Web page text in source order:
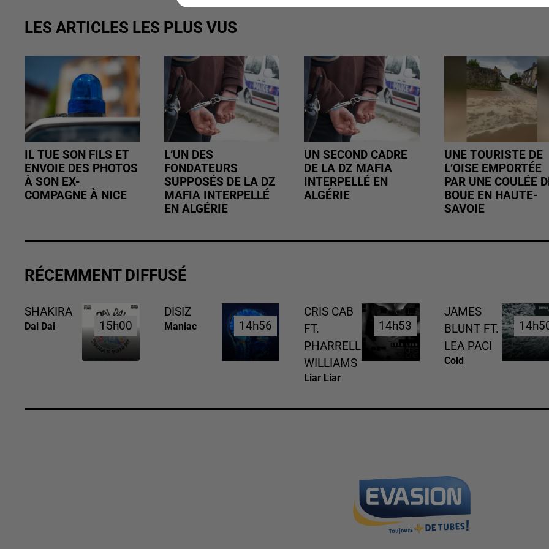
LES ARTICLES LES PLUS VUS
IL TUE SON FILS ET
ENVOIE DES PHOTOS
À SON EX-
COMPAGNE À NICE
L’UN DES
FONDATEURS
SUPPOSÉS DE LA DZ
MAFIA INTERPELLÉ
EN ALGÉRIE
UN SECOND CADRE
DE LA DZ MAFIA
INTERPELLÉ EN
ALGÉRIE
UNE TOURISTE DE
L’OISE EMPORTÉE
PAR UNE COULÉE
BOUE EN HAUTE-
SAVOIE
RÉCEMMENT DIFFUSÉ
SHAKIRA
Dai Dai 15h00
15h00
DISIZ
Maniac 14h56
14h56
CRIS CAB
FT.
PHARRELL
WILLIAMS
Liar Liar
14h53
14h53
JAMES
BLUNT FT.
LEA PACI
Cold